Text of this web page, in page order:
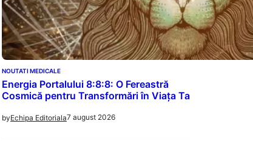
NOUTATI MEDICALE
Energia Portalului 8:8:8: O Fereastră
Cosmică pentru Transformări în Viața Ta
byEchipa Editoriala7 august 2026